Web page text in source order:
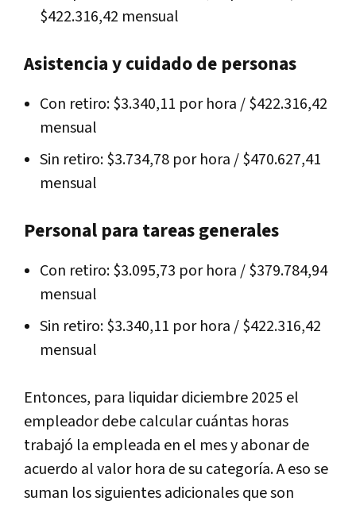
$422.316,42 mensual
Asistencia y cuidado de personas
Con retiro: $3.340,11 por hora / $422.316,42
mensual
Sin retiro: $3.734,78 por hora / $470.627,41
mensual
Personal para tareas generales
Con retiro: $3.095,73 por hora / $379.784,94
mensual
Sin retiro: $3.340,11 por hora / $422.316,42
mensual
Entonces, para liquidar diciembre 2025 el
empleador debe calcular cuántas horas
trabajó la empleada en el mes y abonar de
acuerdo al valor hora de su categoría. A eso se
suman los siguientes adicionales que son